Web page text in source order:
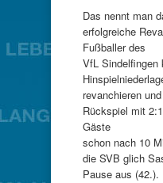
Das nennt man
erfolgreiche
Fußballer des
VfL Sindelfingen
revanchieren
Rückspiel mit
Gäste
schon nach 10
die SVB glich
Pause aus (42.).